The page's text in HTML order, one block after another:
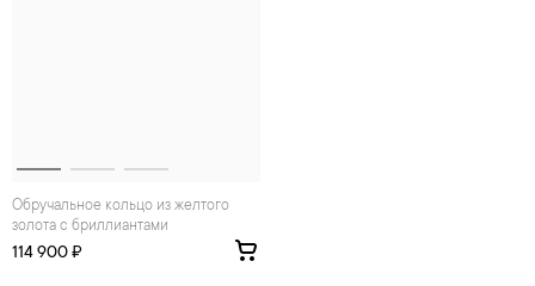
Обручальное кольцо из желтого
золота с бриллиантами
114 900 ₽